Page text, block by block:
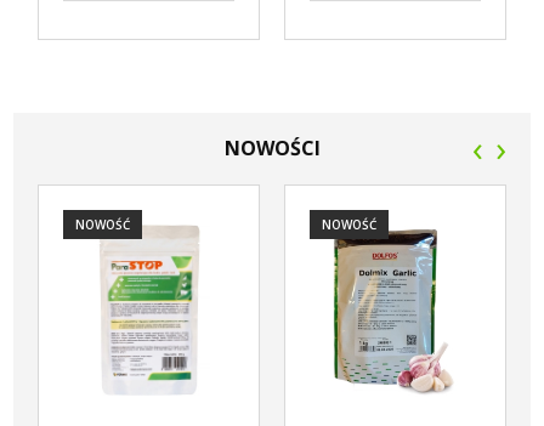
NOWOŚCI
NOWOŚĆ NOWOŚĆ
‹ ›